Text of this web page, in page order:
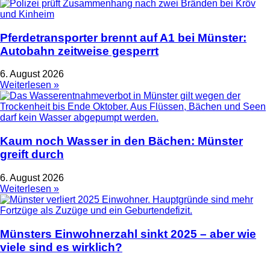
Pferdetransporter brennt auf A1 bei Münster:
Autobahn zeitweise gesperrt
6. August 2026
Weiterlesen »
Kaum noch Wasser in den Bächen: Münster
greift durch
6. August 2026
Weiterlesen »
Münsters Einwohnerzahl sinkt 2025 – aber wie
viele sind es wirklich?